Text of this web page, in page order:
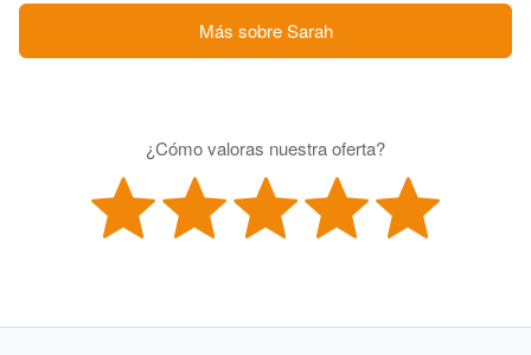
Más sobre Sarah
¿Cómo valoras nuestra oferta?